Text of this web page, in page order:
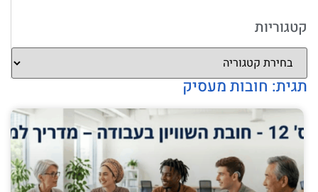
קטגוריות
תגית: חובות מעסיק